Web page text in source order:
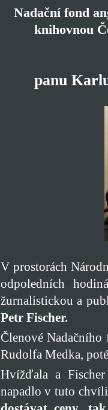
Nadační fond
knihovnou
panu
V prostorách
odpoledních
žurnalistickou a
Petr Fischer.
Členové
Rudolfa Medka,
Hvížďala a
napadlo v tuto